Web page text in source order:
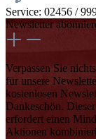
Service: 02456 /
Newsletter
Verpassen Sie
für unsere
kostenlosen
Dankeschön.
erfordert einen
Aktionen